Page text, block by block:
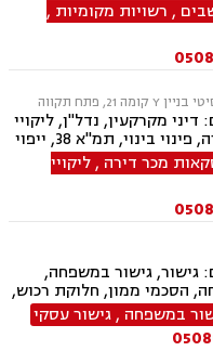
תאגידים, גישור
ובוררויות, מיסוי נדל"ן, תמ"א 38, תכנון ובניה, נחלות
קרקעות, מושבים
דיור מוגן, רשות
ירושות וצוואות, הסכמי
, רשויות מקומיות ,
מקרקעין, נדל"ן, ליקויי
בניה, עסקאות מכר דירה, פינוי בינוי, תמ"א 38, ייפוי
גישור, הסכמי ממון,
אפוטרופסות, ליטיגציה,
וראיות, משפט אזרחי
מכר דירה ,ליקויי
גישור, גישור במשפחה,
הסכמי ממון, חלוקת רכוש,
מעמד אישי, דיני חוזים
במשפחה ,גישור עסקי